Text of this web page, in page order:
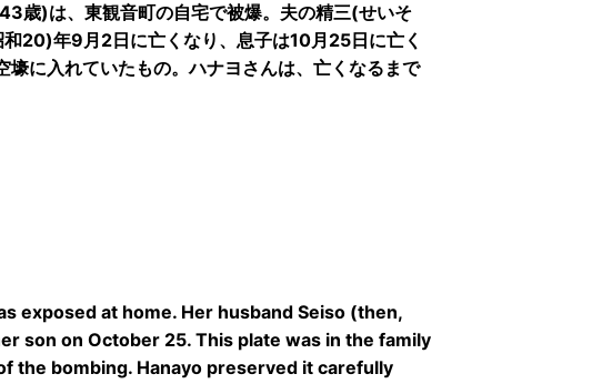
歳)は、東観音町の自宅で被爆。夫の精三(せいそ
20)年9月2日に亡くなり、息子は10月25日に亡く
壕に入れていたもの。ハナヨさんは、亡くなるまで
exposed at home. Her husband Seiso (then,
son on October 25. This plate was in the family
the bombing. Hanayo preserved it carefully